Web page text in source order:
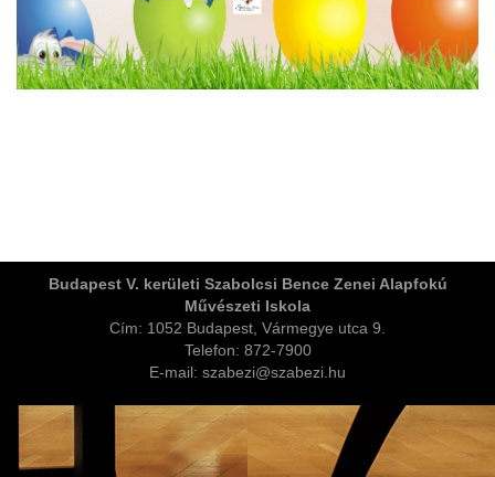
Budapest V. kerületi Szabolcsi Bence Zenei Alapfokú
Művészeti Iskola
Cím: 1052 Budapest, Vármegye utca 9.
Telefon: 872-7900
E-mail: szabezi@szabezi.hu